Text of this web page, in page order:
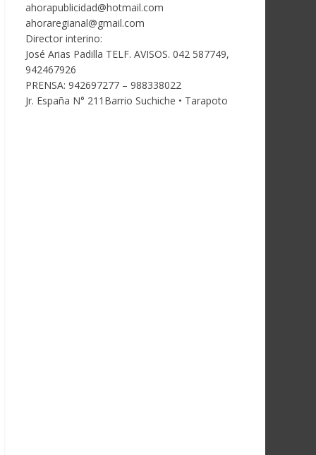
ahorapublicidad@hotmail.com
ahoraregianal@gmail.com
Director interino:
José Arias Padilla TELF. AVISOS. 042 587749,
942467926
PRENSA: 942697277 – 988338022
Jr. España N° 211Barrio Suchiche • Tarapoto